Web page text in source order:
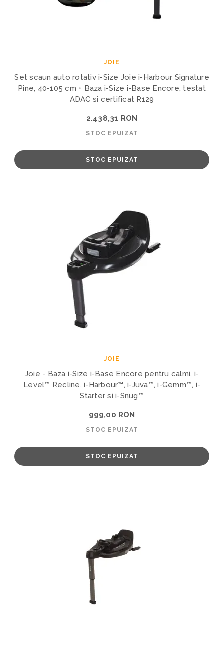
JOIE
Set scaun auto rotativ i-Size Joie i-Harbour Signature
Pine, 40-105 cm + Baza i-Size i-Base Encore, testat
ADAC si certificat R129
2.438,31 RON
STOC EPUIZAT
STOC EPUIZAT
JOIE
Joie - Baza i-Size i-Base Encore pentru calmi, i-
Level™ Recline, i-Harbour™, i-Juva™, i-Gemm™, i-
Starter si i-Snug™
999,00 RON
STOC EPUIZAT
STOC EPUIZAT